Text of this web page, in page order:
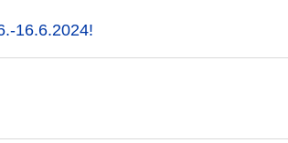
16.6.2024!